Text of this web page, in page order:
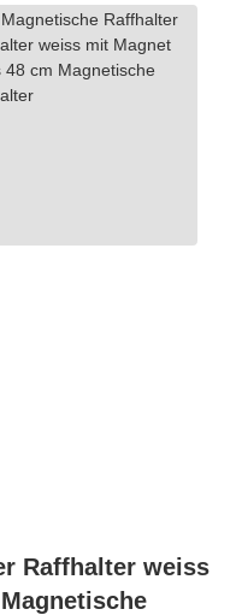
Raffhalter weiss